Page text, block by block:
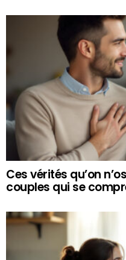
Ces vérités qu’on
couples qui se